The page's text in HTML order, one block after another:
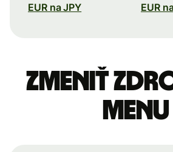
EUR na JPY EUR
Zmeniť
menu